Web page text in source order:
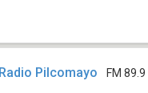
Radio Pilcomayo FM 89.9